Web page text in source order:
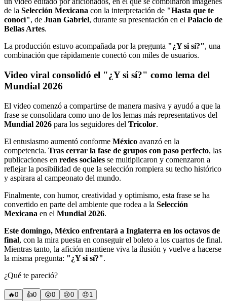
de la Selección Mexicana con la interpretación de "Hasta que te
conocí", de Juan Gabriel, durante su presentación en el Palacio de
Bellas Artes.
La producción estuvo acompañada por la pregunta "¿Y si sí?", una
combinación que rápidamente conectó con miles de usuarios.
Video viral consolidó el "¿Y si sí?" como lema del
Mundial 2026
El video comenzó a compartirse de manera masiva y ayudó a que la
frase se consolidara como uno de los lemas más representativos del
Mundial 2026 para los seguidores del Tricolor.
El entusiasmo aumentó conforme México avanzó en la
competencia. Tras cerrar la fase de grupos con paso perfecto, las
publicaciones en redes sociales se multiplicaron y comenzaron a
reflejar la posibilidad de que la selección rompiera su techo histórico
y aspirara al campeonato del mundo.
Finalmente, con humor, creatividad y optimismo, esta frase se ha
convertido en parte del ambiente que rodea a la Selección
Mexicana en el Mundial 2026.
Este domingo, México enfrentará a Inglaterra en los octavos de
final, con la mira puesta en conseguir el boleto a los cuartos de final.
Mientras tanto, la afición mantiene viva la ilusión y vuelve a hacerse
la misma pregunta: "¿Y si sí?".
¿Qué te pareció?
🔥0 👍0 😲0 😢0 😠1